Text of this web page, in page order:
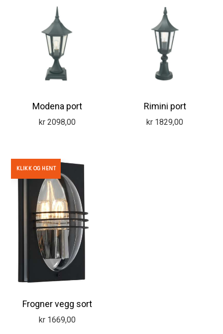
Modena port
kr 2098,00
Rimini port
kr 1829,00
KLIKK OG HENT
Frogner vegg sort
kr 1669,00